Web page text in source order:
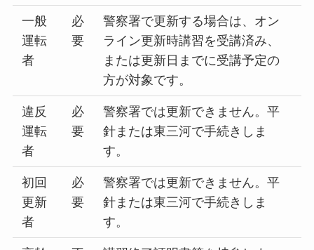
一般
運転
者
必
要
警察署で更新する場合は、オン
ライン更新時講習を受講済み、
または更新日までに受講予定の
方が対象です。
違反
運転
者
必
要
警察署では更新できません。平
針または東三河で手続きしま
す。
初回
更新
者
必
要
警察署では更新できません。平
針または東三河で手続きしま
す。